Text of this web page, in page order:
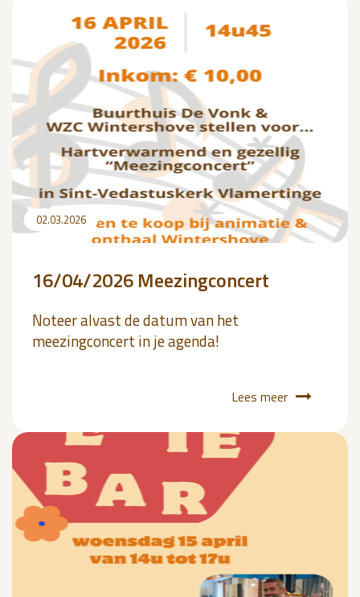
02.03.2026
16/04/2026 Meezingconcert
Noteer alvast de datum van het
meezingconcert in je agenda!
Lees meer